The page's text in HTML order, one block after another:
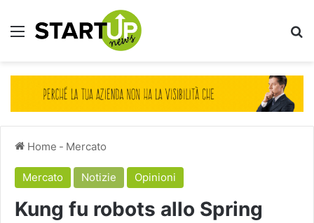
Menu
Home - Mercato
Mercato Notizie Opinioni
Kung fu robots allo Spring